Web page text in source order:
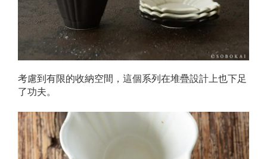
考慮到有限的收納空間，這個系列在堆疊設計上也下足
了功夫。